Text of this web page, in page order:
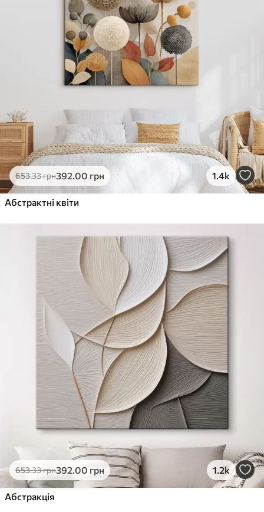
653.33грн392.00 грн 1.4k
Абстрактні квіти
653.33грн392.00 грн 1.2k
Абстракція